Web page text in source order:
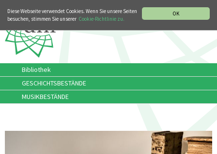
OK
Diese Webseite verwendet Cookies. Wenn Sie unsere Seiten
besuchen, stimmen Sie unserer Cookie-Richtlinie zu.
Bibliothek
GESCHICHTSBESTÄNDE
MUSIKBESTÄNDE